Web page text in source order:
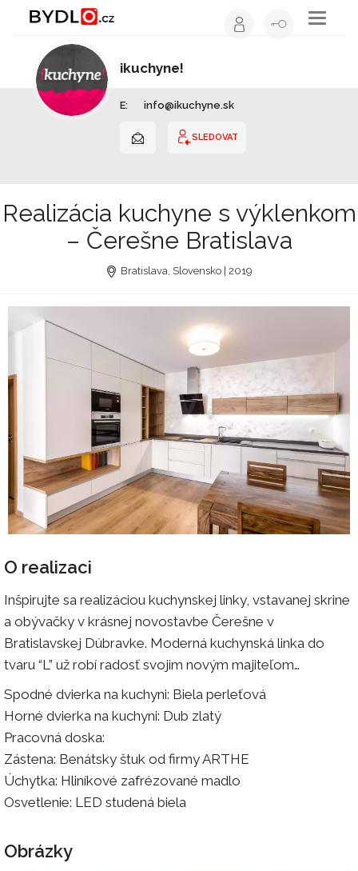
Toggle
ikuchyne!
E: info@ikuchyne.sk
SLEDOVAT
Realizácia kuchyne s výklenkom
– Čerešne Bratislava
Bratislava, Slovensko | 2019
O realizaci
Inšpirujte sa realizáciou kuchynskej linky, vstavanej skrine
a obývačky v krásnej novostavbe Čerešne v
Bratislavskej Dúbravke. Moderná kuchynská linka do
tvaru “L” už robí radosť svojim novým majiteľom…
Spodné dvierka na kuchyni: Biela perleťová
Horné dvierka na kuchyni: Dub zlatý
Pracovná doska:
Zástena: Benátsky štuk od firmy ARTHE
Úchytka: Hliníkové zafrézované madlo
Osvetlenie: LED studená biela
Obrázky